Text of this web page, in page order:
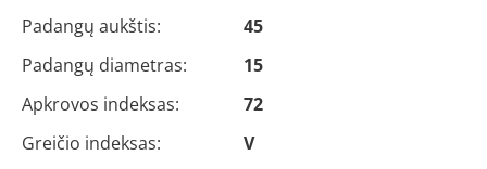
Padangų aukštis:
45
Padangų diametras:
15
Apkrovos indeksas:
72
Greičio indeksas:
V